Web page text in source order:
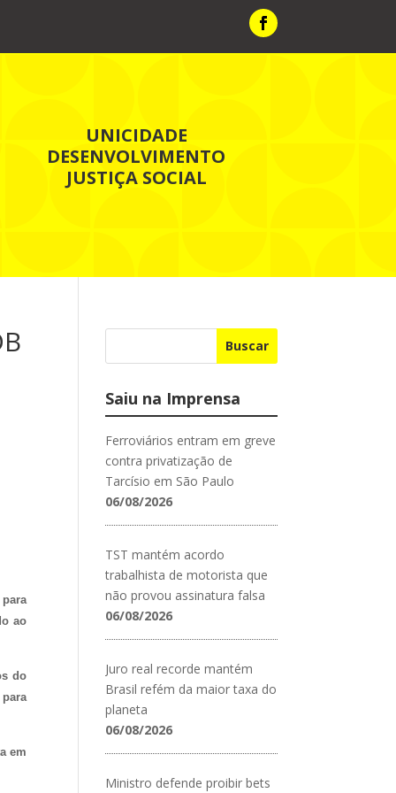
UNICIDADE
DESENVOLVIMENTO
JUSTIÇA SOCIAL
ao
do
em
Buscar
Saiu na Imprensa
Ferroviários entram em greve
contra privatização de
Tarcísio em São Paulo
06/08/2026
TST mantém acordo
trabalhista de motorista que
não provou assinatura falsa
06/08/2026
Juro real recorde mantém
Brasil refém da maior taxa do
planeta
06/08/2026
Ministro defende proibir bets